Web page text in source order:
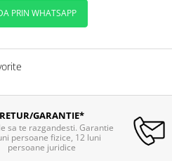
PRIN WHATSAPP
RETUR/GARANTIE*
sa te razgandesti. Garantie
persoane fizice, 12 luni
persoane juridice